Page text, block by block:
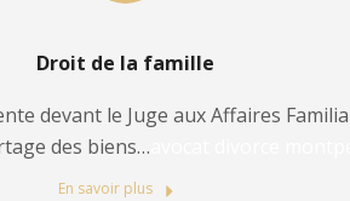
Droit de la famille
devant le Juge aux Affaires
des biens…
En savoir plus